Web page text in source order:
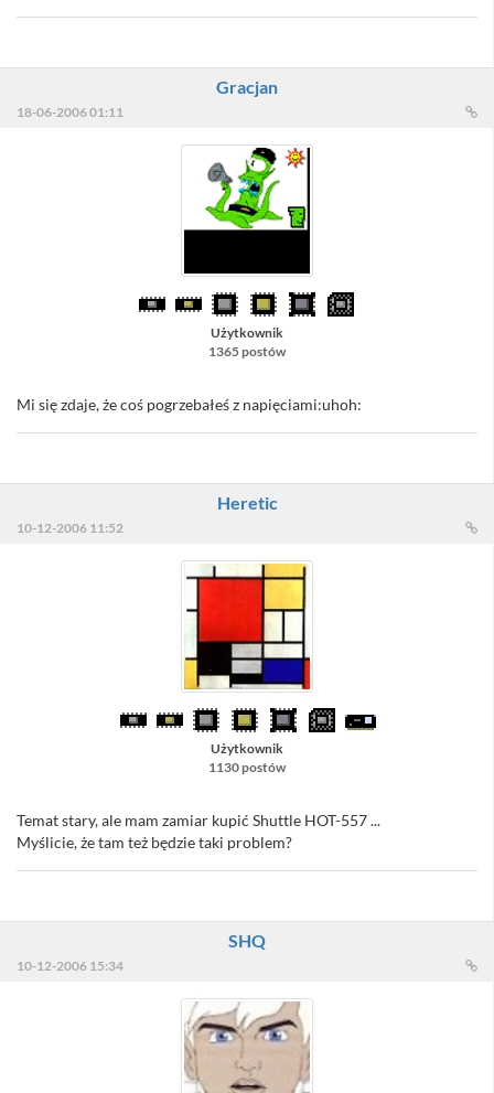
Gracjan
18-06-2006 01:11
Użytkownik
1365 postów
Mi się zdaje, że coś pogrzebałeś z napięciami:uhoh:
Heretic
10-12-2006 11:52
Użytkownik
1130 postów
Temat stary, ale mam zamiar kupić Shuttle HOT-557 ...
Myślicie, że tam też będzie taki problem?
SHQ
10-12-2006 15:34